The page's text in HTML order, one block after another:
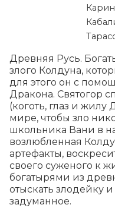
Древняя Русь.
злого Колдуна,
для этого он с
Дракона. Святогор
(коготь, глаз и
мире, чтобы зло
школьника Вани в
возлюбленная
артефакты,
своего суженого к
богатырями из
отыскать злодейку
задуманное.